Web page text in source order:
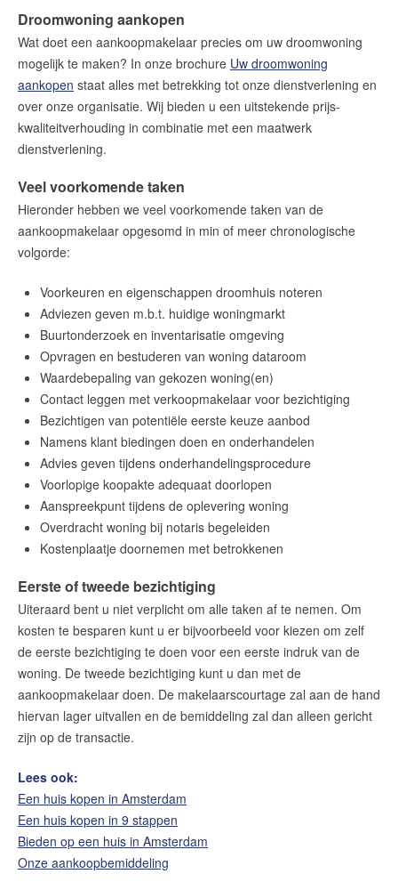
Makelaars van Amsterdam
amsterdam@makelaarsvan.nl
+31 (0)20 333 11 10
English?
Droomwoning aankopen
Wat doet een aankoopmakelaar precies om uw droomwoning
mogelijk te maken? In onze brochure Uw droomwoning
aankopen staat alles met betrekking tot onze dienstverlening en
over onze organisatie. Wij bieden u een uitstekende prijs-
kwaliteitverhouding in combinatie met een maatwerk
dienstverlening.
Veel voorkomende taken
Hieronder hebben we veel voorkomende taken van de
aankoopmakelaar opgesomd in min of meer chronologische
volgorde:
Voorkeuren en eigenschappen droomhuis noteren
Adviezen geven m.b.t. huidige woningmarkt
Buurtonderzoek en inventarisatie omgeving
Opvragen en bestuderen van woning dataroom
Waardebepaling van gekozen woning(en)
Contact leggen met verkoopmakelaar voor bezichtiging
Bezichtigen van potentiële eerste keuze aanbod
Namens klant biedingen doen en onderhandelen
Advies geven tijdens onderhandelingsprocedure
Voorlopige koopakte adequaat doorlopen
Aanspreekpunt tijdens de oplevering woning
Overdracht woning bij notaris begeleiden
Kostenplaatje doornemen met betrokkenen
Eerste of tweede bezichtiging
Uiteraard bent u niet verplicht om alle taken af te nemen. Om
kosten te besparen kunt u er bijvoorbeeld voor kiezen om zelf
de eerste bezichtiging te doen voor een eerste indruk van de
woning. De tweede bezichtiging kunt u dan met de
aankoopmakelaar doen. De makelaarscourtage zal aan de hand
hiervan lager uitvallen en de bemiddeling zal dan alleen gericht
zijn op de transactie.
Lees ook:
Een huis kopen in Amsterdam
Een huis kopen in 9 stappen
Bieden op een huis in Amsterdam
Onze aankoopbemiddeling